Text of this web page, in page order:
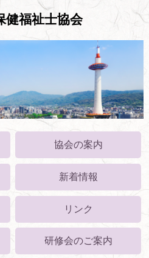
健福祉士協会
協会の案内
新着情報
リンク
研修会のご案内